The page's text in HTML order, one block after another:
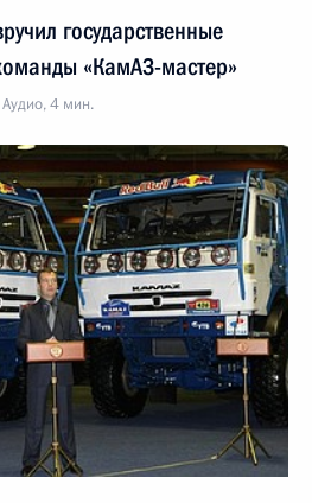
государственные
«КамАЗ-мастер»
Аудио, 4 мин.